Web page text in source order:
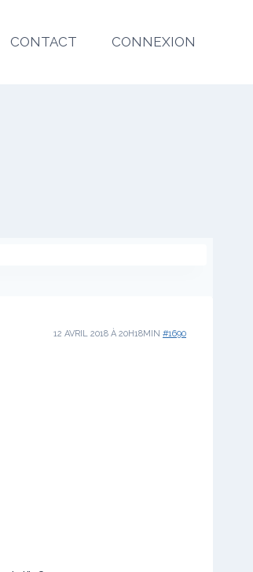
CONTACT CONNEXION
12 AVRIL 2018 À 20H18MIN #1690